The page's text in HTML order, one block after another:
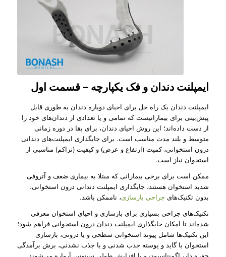
ایمپلنت دندان و فک یکپارچه – قسمت اول
ایمپلنت دندان یک راه حل برای احیای دوباره دندان به طوری قابل
پیش‌بینی برای بیمارانیست که تمامی و یا تعدادی از دندان‌های خود را
از دست داده‌اند؛ این روش احیای دندان، برای بقا در دوره زمانی
متوسط و بلند مدت مناسب است. برای جایگذاری ایمپلنت‌های دندانی
درون استخوانی، کمیت (ارتفاع و عرض) و کیفیت (تراکم) مناسبی از
استخوان نیاز است.
ممکن است برای برخی بیمارانی که مبتلا به بیماری ضعف و آتروفی
شدید استخوان هستند، جایگذاری ایمپلنت دندانی درون استخوانی،
بدون تکنیک‌های جراحی بازسازی، ناممکن باشد.
تکنیک‌های جراحی بسیاری برای بازسازی و احیای استخوان معرفی
شده‌اند تا امکان جایگذاری ایمپلنت‌ دندان درون استخوانی فراهم شود؛
این تکنیک‌ها شامل پیوند استخوانی سطحی و یا درونی، بازسازی
استخوان با گاید و پوسته جذب شدنی و یا جذب نشدنی، برش برآمدگی